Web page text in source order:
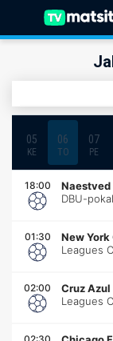
05
KE
06
TO
07
PE
18:00 Naestved
DBU-
01:30 New York
Leagues
02:00 Cruz Azul
Leagues